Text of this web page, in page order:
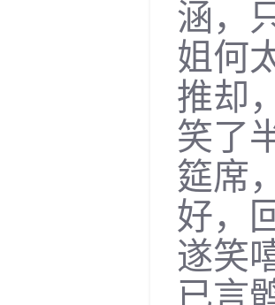
涵，
姐何
推却
笑了
筵席
好，
遂笑
已言